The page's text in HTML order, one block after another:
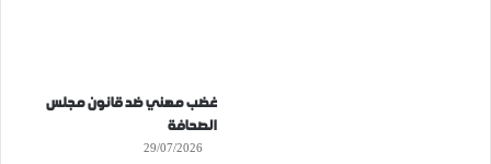
غضب مهني ضد قانون مجلس
الصحافة
29/07/2026